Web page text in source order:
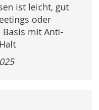
ist leicht, gut
oder
Basis mit Anti-